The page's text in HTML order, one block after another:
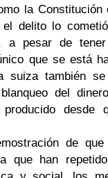
la
delito lo
a pesar de
que se está
suiza también
del
producido desde
de
que han